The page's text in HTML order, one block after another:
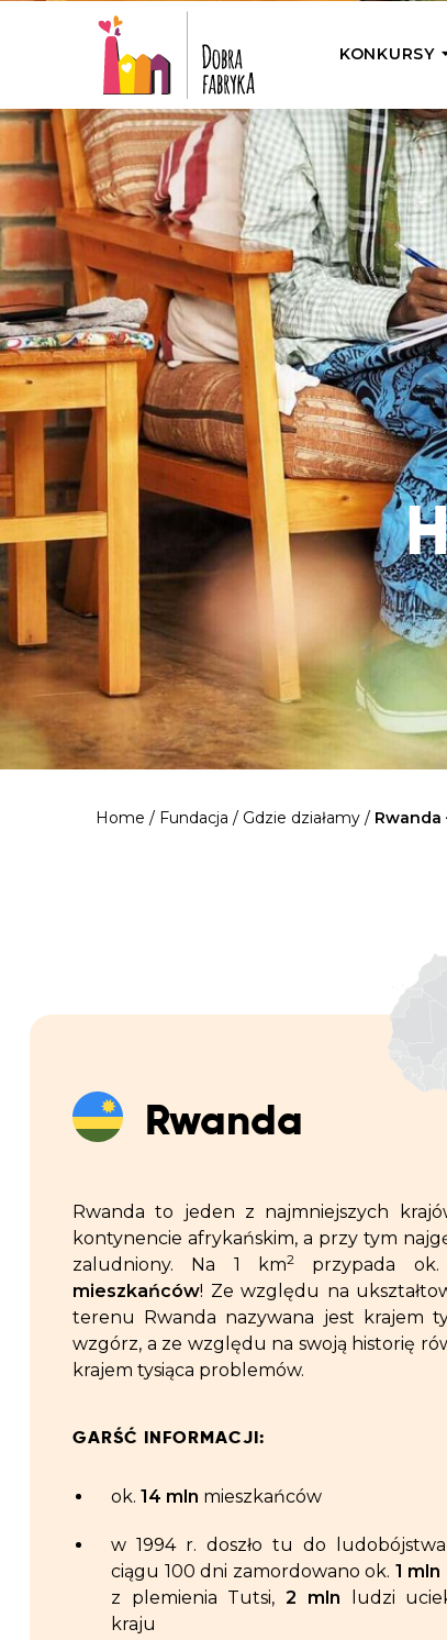
KONKURSY
Przybij
Wyjedź
Home / Fundacja / Gdzie działamy / Rwanda
Rwanda
Rwanda to jeden z najmniejszych
kontynencie afrykańskim, a przy tym
zaludniony. Na 1 km2 przypada ok.
mieszkańców! Ze względu na
terenu Rwanda nazywana jest krajem
wzgórz, a ze względu na swoją historię
krajem tysiąca problemów.
GARŚĆ INFORMACJI:
ok. 14 mln mieszkańców
w 1994 r. doszło tu do
ciągu 100 dni zamordowano ok. 1 mln
z plemienia Tutsi,2 mln ludzi
kraju